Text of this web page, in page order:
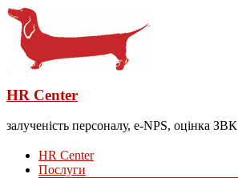
HR Center
залученість персоналу, e-NPS, оцінка ЗВК
HR Center
Послуги